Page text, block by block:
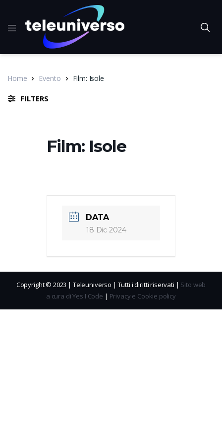
Home Evento Film: Isole
FILTERS
Film: Isole
DATA
18 Dic 2024
Copyright © 2023 | Teleuniverso | Tutti i diritti riservati | Sito web
a cura di Yes I Code | Privacy e Cookie policy